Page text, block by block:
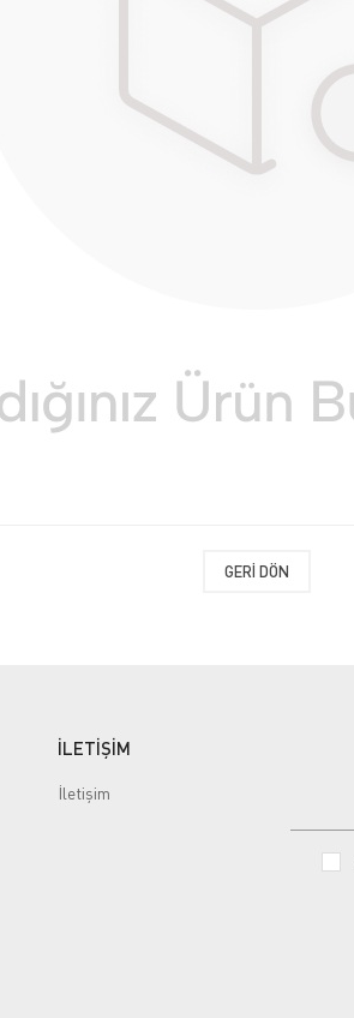
GERI DÖN
İLETİŞİM
İletişim